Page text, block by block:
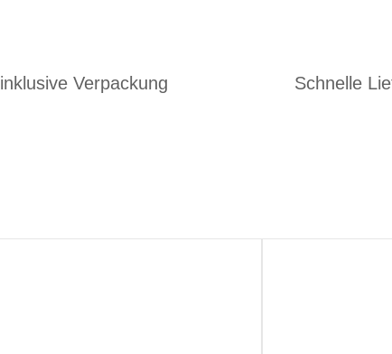
inklusive Verpackung Schnelle